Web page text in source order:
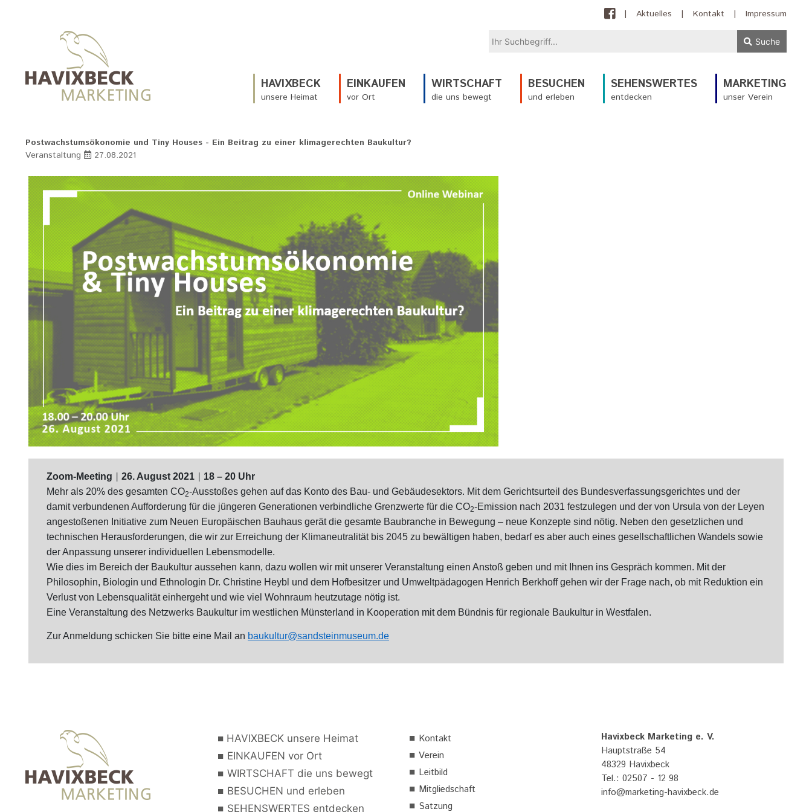
| Aktuelles | Kontakt | Impressum
Suche
HAVIXBECK
unsere Heimat
EINKAUFEN
vor Ort
WIRTSCHAFT
die uns bewegt
BESUCHEN
und erleben
SEHENSWERTES
entdecken
MARKETING
unser Verein
Postwachstumsökonomie und Tiny Houses - Ein Beitrag zu einer klimagerechten Baukultur?
Veranstaltung
27.08.2021
Zoom-Meeting 26. August 2021
18 – 20 Uhr
Mehr als 20% des gesamten CO2-Ausstoßes gehen auf das Konto des Bau- und Gebäudesektors. Mit dem Gerichtsurteil des Bundesverfassungsgerichtes und der
damit verbundenen Aufforderung für die jüngeren Generationen verbindliche Grenzwerte für die CO2-Emission nach 2031 festzulegen und der von Ursula von der Leyen
angestoßenen Initiative zum Neuen Europäischen Bauhaus gerät die gesamte Baubranche in Bewegung – neue Konzepte sind nötig. Neben den gesetzlichen und
technischen Herausforderungen, die wir zur Erreichung der Klimaneutralität bis 2045 zu bewältigen haben, bedarf es aber auch eines gesellschaftlichen Wandels sowie
der Anpassung unserer individuellen Lebensmodelle.
Wie dies im Bereich der Baukultur aussehen kann, dazu wollen wir mit unserer Veranstaltung einen Anstoß geben und mit Ihnen ins Gespräch kommen. Mit der
Philosophin, Biologin und Ethnologin Dr. Christine Heybl und dem Hofbesitzer und Umweltpädagogen Henrich Berkhoff gehen wir der Frage nach, ob mit Reduktion ein
Verlust von Lebensqualität einhergeht und wie viel Wohnraum heutzutage nötig ist.
Eine Veranstaltung des Netzwerks Baukultur im westlichen Münsterland in Kooperation mit dem Bündnis für regionale Baukultur in Westfalen.
Zur Anmeldung schicken Sie bitte eine Mail an baukultur@sandsteinmuseum.de
■ HAVIXBECK unsere Heimat
■ EINKAUFEN vor Ort
■ WIRTSCHAFT die uns bewegt
■ BESUCHEN und erleben
SEHENSWERTES entdecken
■ Kontakt
■ Verein
■ Leitbild
■ Mitgliedschaft
■ Satzung
Havixbeck Marketing e. V.
Hauptstraße 54
48329 Havixbeck
Tel.: 02507 - 12 98
info@marketing-havixbeck.de